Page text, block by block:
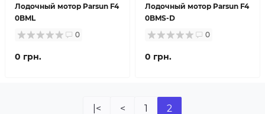
Лодочный мотор Parsun F4
0BML
0
0 грн.
Лодочный мотор Parsun F4
0BMS-D
0
0 грн.
|< < 1 2